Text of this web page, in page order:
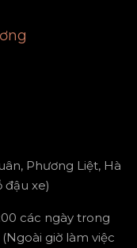
Phương Liệt, Hà
đậu xe)
các ngày trong
giờ làm việc